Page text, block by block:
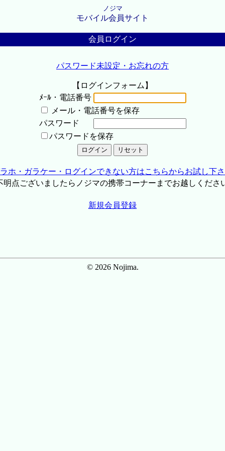
ノジマ
モバイル会員サイト
会員ログイン
パスワード未設定・お忘れの方
【ログインフォーム】
ﾒｰﾙ・電話番号
メール・電話番号を保存
パスワード
パスワードを保存
ホ・ガラケー・ログインできない方はこちらからお試し下
点ございましたらノジマの携帯コーナーまでお越しくださ
新規会員登録
© 2026 Nojima.